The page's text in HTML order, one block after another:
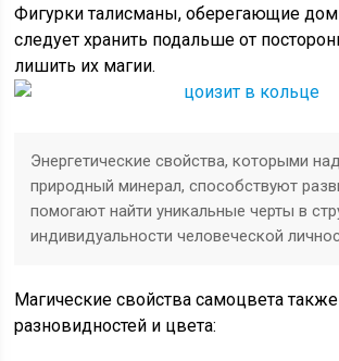
Фигурки талисманы, оберегающие дом
следует хранить подальше от
лишить их магии.
Энергетические свойства, которыми
природный минерал, способствуют
помогают найти уникальные черты в
индивидуальности человеческой
Магические свойства самоцвета также
разновидностей и цвета: